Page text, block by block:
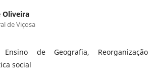
Oliveira
de Viçosa
Ensino de Geografia, Reorganização
social